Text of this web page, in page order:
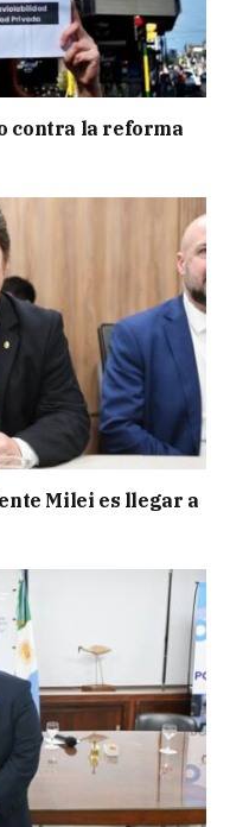
contra la reforma
Milei es llegar a